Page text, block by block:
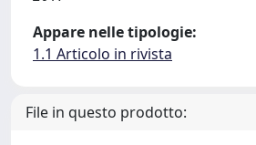
Appare nelle tipologie:
1.1 Articolo in rivista
File in questo prodotto: